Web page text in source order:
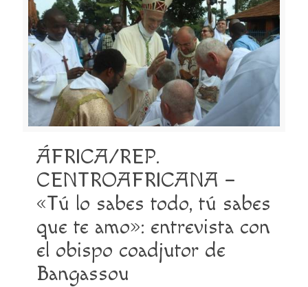
ÁFRICA/REP.
CENTROAFRICANA –
«Tú lo sabes todo, tú sabes
que te amo»: entrevista con
el obispo coadjutor de
Bangassou